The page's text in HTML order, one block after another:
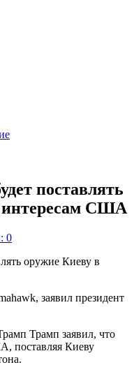
поставлять
интересам США
0
заявил президент
Трамп заявил, что
поставляя Киеву